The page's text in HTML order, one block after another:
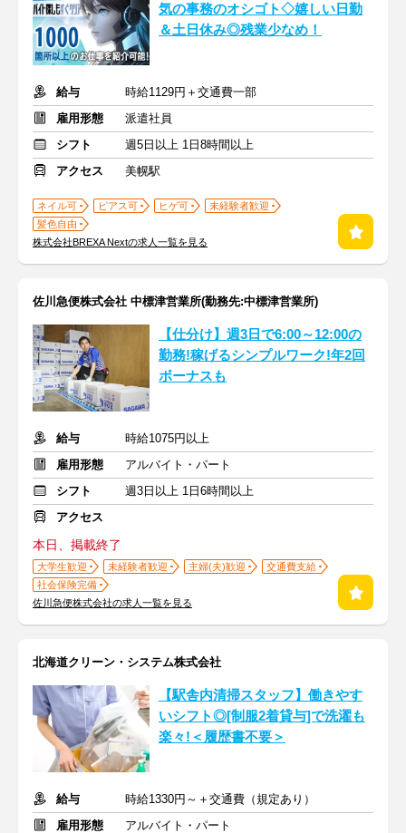
気の事務のオシゴト◇嬉しい日勤
＆土日休み◎残業少なめ！
給与
時給1129円＋交通費一部
雇用形態
派遣社員
シフト
週5日以上 1日8時間以上
アクセス
美幌駅
ネイル可 ピアス可 ヒゲ可
未経験者歓迎
髪色自由
株式会社BREXA Nextの求人一覧を見る
佐川急便株式会社 中標津営業所(勤務先:中標津営業所)
【仕分け】週3日で6:00～12:00の
勤務!稼げるシンプルワーク!年2回
ボーナスも
給与
時給1075円以上
雇用形態
アルバイト・パート
シフト
週3日以上 1日6時間以上
アクセス
本日、掲載終了
大学生歓迎 未経験者歓迎 主婦(夫)歓迎
交通費支給
社会保険完備
佐川急便株式会社の求人一覧を見る
北海道クリーン・システム株式会社
【駅舎内清掃スタッフ】働きやす
いシフト◎[制服2着貸与]で洗濯も
楽々!＜履歴書不要＞
給与
時給1330円～＋交通費（規定あり）
雇用形態
アルバイト・パート